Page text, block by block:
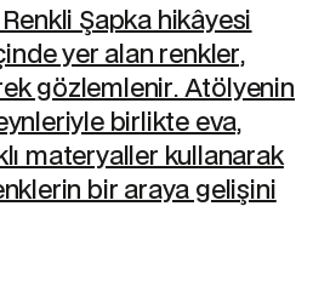
Şapka hikâyesi
yer alan renkler,
gözlemlenir. Atölyenin
birlikte eva,
materyaller kullanarak
bir araya gelişini